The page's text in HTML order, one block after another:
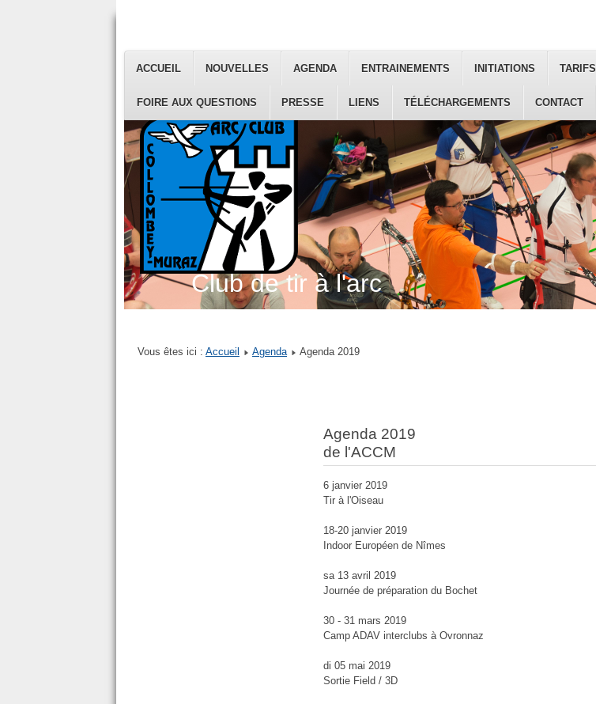
Club de tir à l'arc
ACCUEIL NOUVELLES AGENDA ENTRAINEMENTS INITIATIONS TARIFS
FOIRE AUX QUESTIONS PRESSE LIENS TÉLÉCHARGEMENTS CONTACT
Vous êtes ici : Accueil Agenda Agenda 2019
Agenda 2019
de l'ACCM
6 janvier 2019
Tir à l'Oiseau
18-20 janvier 2019
Indoor Européen de Nîmes
sa 13 avril 2019
Journée de préparation du Bochet
30 - 31 mars 2019
Camp ADAV interclubs à Ovronnaz
di 05 mai 2019
Sortie Field / 3D